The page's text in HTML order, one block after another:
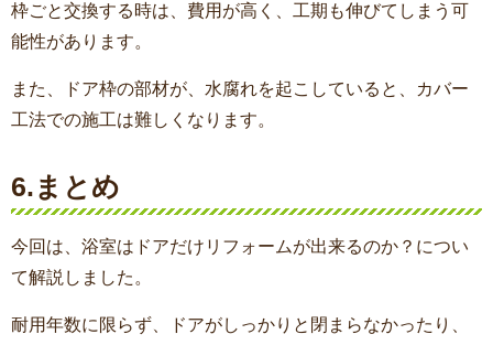
枠ごと交換する時は、費用が高く、工期も伸びてしまう可
能性があります。
また、ドア枠の部材が、水腐れを起こしていると、カバー
工法での施工は難しくなります。
6.まとめ
今回は、浴室はドアだけリフォームが出来るのか？につい
て解説しました。
耐用年数に限らず、ドアがしっかりと閉まらなかったり、